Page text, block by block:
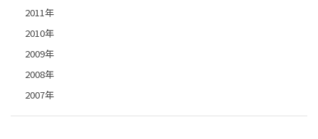
2011年
2010年
2009年
2008年
2007年